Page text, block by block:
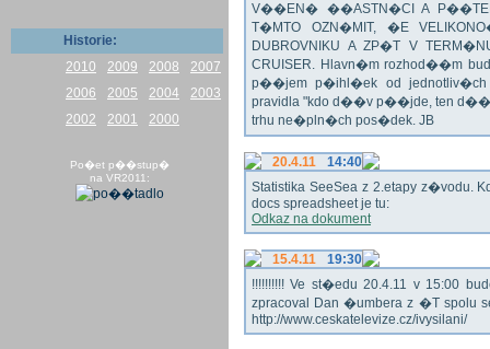
Historie:
2010
2009 2008
2007
2006
2005 2004
2003
2002
2001 2000
Po�et p��stup�
na VR2011:
V��EN� ��ASTN�CI A
T�MTO OZN�MIT, �E
DUBROVNIKU A ZP�T V
CRUISER. Hlavn�m rozhod��m
p��jem p�ihl�ek od
pravidla "kdo d��v p��jde, ten
trhu ne�pln�ch pos�dek. JB
20.4.11
14:40
Statistika SeeSea z 2.etapy z�vodu.
docs spreadsheet je tu:
Odkaz na dokument
15.4.11
19:30
!!!!!!!!!! Ve st�edu 20.4.11 v 15:00
zpracoval Dan �umbera z �T spolu
http://www.ceskatelevize.cz/ivysilani/